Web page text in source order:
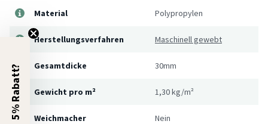
Material Polypropylen
Herstellungsverfahren Maschinell gewebt
Gesamtdicke 30mm
Gewicht pro m² 1,30 kg/m²
Weichmacher Nein
5% Rabatt?